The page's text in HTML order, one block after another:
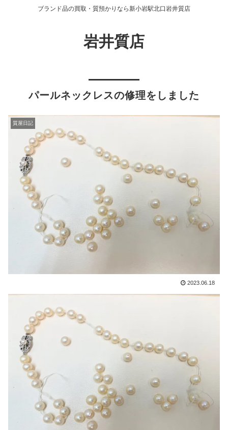
ブランド品の買取・質預かりなら新小岩駅北口岩井質店
岩井質店
パールネックレスの修理をしました
質屋日記
2023.06.18